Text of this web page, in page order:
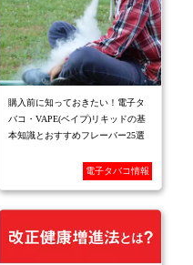
購入前に知っておきたい！電子タ
バコ・VAPE(ベイプ)リキッドの基
本知識とおすすめフレーバー25選
電子タバコ情報